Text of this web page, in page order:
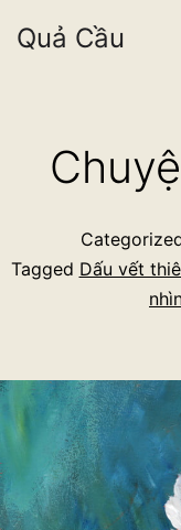
Quả Cầu
content
Tagged Dấu vết